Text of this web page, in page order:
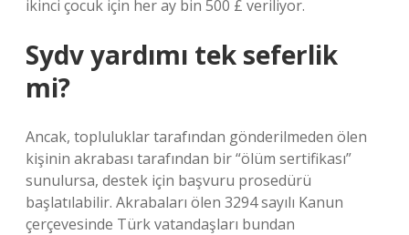
ikinci çocuk için her ay bin 500 £ veriliyor.
Sydv yardımı tek seferlik
mi?
Ancak, topluluklar tarafından gönderilmeden ölen
kişinin akrabası tarafından bir “ölüm sertifikası”
sunulursa, destek için başvuru prosedürü
başlatılabilir. Akrabaları ölen 3294 sayılı Kanun
çerçevesinde Türk vatandaşları bundan